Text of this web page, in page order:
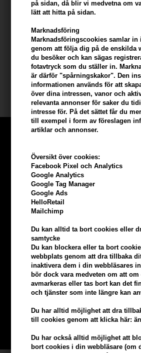
på sidan, då blir vi medvetna om
lätt att hitta på sidan.
Marknadsföring
Marknadsföringscookies samlar in
genom att följa dig på de enskilda
du besöker och kan sägas
fotavtryck som du ställer in.
är därför "spårningskakor". Den
informationen används för att
över dina intressen, vanor och
relevanta annonser för saker du
intresse för. På det sättet får du
till exempel i form av föreslagen
artiklar och annonser.
Översikt över cookies:
Facebook Pixel och Analytics
Google Analytics
Google Tag Manager
Google Ads
HelloRetail
Mailchimp
Du kan alltid ta bort cookies eller
samtycke
Du kan blockera eller ta bort
webbplats genom att dra tillbaka
inaktivera dem i din webbläsares
bör dock vara medveten om att
avmarkeras eller tas bort kan det
och tjänster som inte längre kan
Du har alltid möjlighet att dra
till cookies genom att klicka här:
Du har också alltid möjlighet att
bort cookies i din webbläsare (om
(Solros) Seed Oil *, Prunus Amygdalus
Oil *, Saccharose Laurate, Adansonia
fruktextrakt *, Rosa Damascena
ingredienser från ekologiskt jordbruk
Storlek: 30 ml
Evolve Organic Beauty
Tjäna5% bonus
beställning
Bli en del av vår kundklubb gratis och få